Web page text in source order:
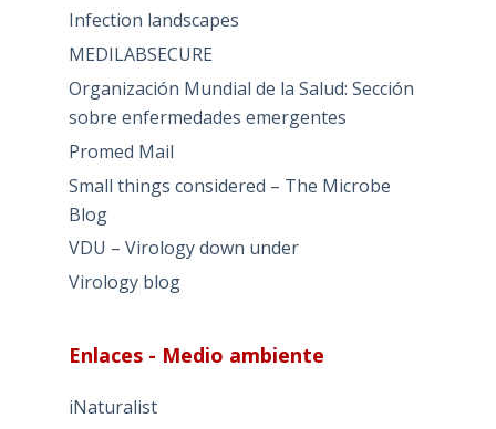
Infection landscapes
MEDILABSECURE
Organización Mundial de la Salud: Sección
sobre enfermedades emergentes
Promed Mail
Small things considered – The Microbe
Blog
VDU – Virology down under
Virology blog
Enlaces - Medio ambiente
iNaturalist